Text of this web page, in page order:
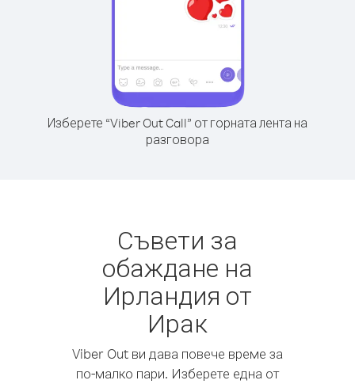
Изберете “Viber Out Call” от горната лента на
разговора
Съвети за
обаждане на
Ирландия от
Ирак
Viber Out ви дава повече време за
по-малко пари. Изберете една от